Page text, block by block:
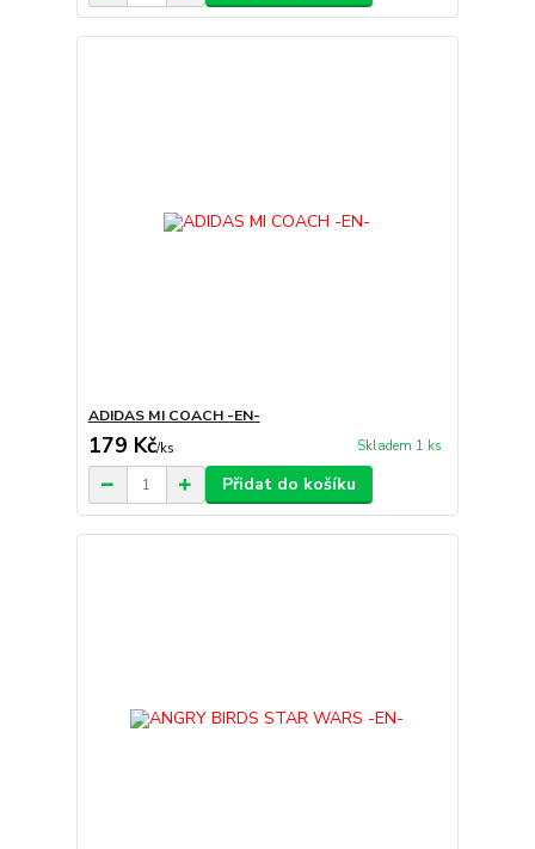
ADIDAS MI COACH -EN-
179 Kč/ks Skladem 1 ks
Přidat do košíku